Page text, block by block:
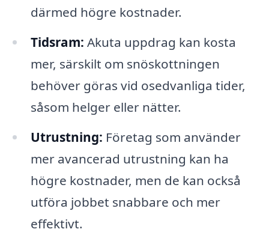
därmed högre kostnader.
Tidsram: Akuta uppdrag kan kosta
mer, särskilt om snöskottningen
behöver göras vid osedvanliga tider,
såsom helger eller nätter.
Utrustning: Företag som använder
mer avancerad utrustning kan ha
högre kostnader, men de kan också
utföra jobbet snabbare och mer
effektivt.